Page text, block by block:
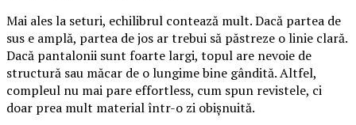
Mai ales la seturi, echilibrul contează mult. Dacă partea de
sus e amplă, partea de jos ar trebui să păstreze o linie clară.
Dacă pantalonii sunt foarte largi, topul are nevoie de
structură sau măcar de o lungime bine gândită. Altfel,
compleul nu mai pare effortless, cum spun revistele, ci
doar prea mult material într-o zi obișnuită.